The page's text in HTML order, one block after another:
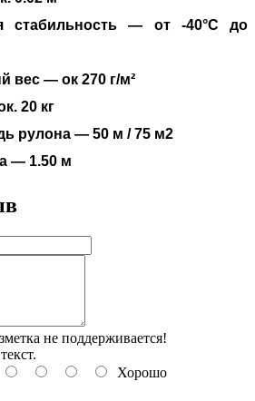
стабильность— от -40°C до
вес — ок 270 г/м²
20 кг
рулона — 50 м / 75 м2
— 1.50 м
не поддерживается!
Хорошо